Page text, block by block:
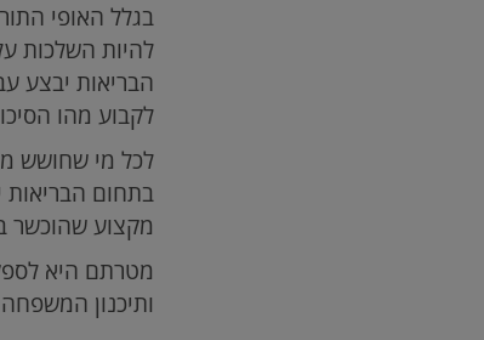
בגלל האופי
להיות השלכות
הבריאות יבצע
לקבוע מהו
לכל מי שחושש
בתחום הבריאות
מקצוע שהוכשר
מטרתם היא
ותיכנון